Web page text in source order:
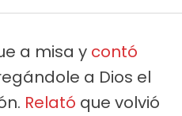
a misa y contó
a Dios el
Relató que volvió